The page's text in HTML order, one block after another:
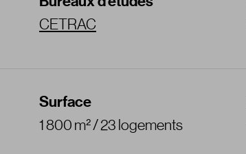
CETRAC
Surface
1 800 m² / 23 logements